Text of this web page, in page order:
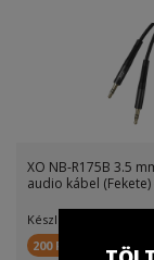
XO NB-R175B 3.5
audio kábel (Fekete)
Készletinfó:
200 FirstPont